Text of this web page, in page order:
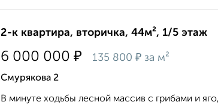
2-к квартира, вторичка, 44м², 1/5 этаж
6 000 000 ₽ 135 800 ₽ за м²
Смурякова 2
В минуте ходьбы лесной массив с грибами и